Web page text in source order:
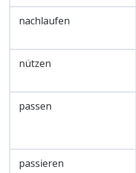
nachlaufen
nützen
passen
passieren